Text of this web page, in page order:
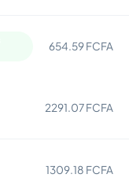
654.59 FCFA
2291.07 FCFA
1309.18 FCFA